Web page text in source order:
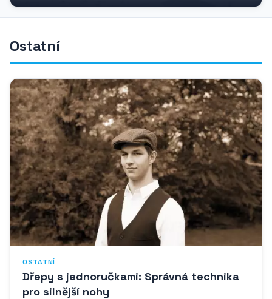
důchodového pojištění jako...
Ostatní
OSTATNÍ
Dřepy s jednoručkami: Správná technika
pro silnější nohy